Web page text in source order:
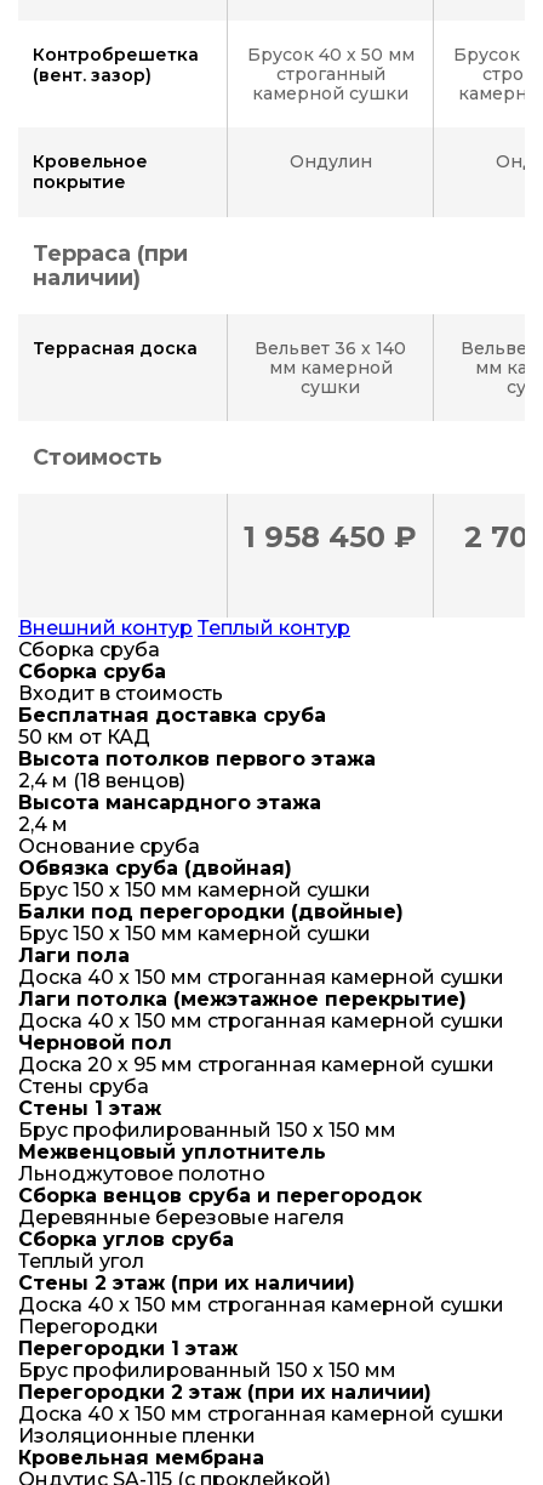
Контробрешетка
(вент. зазор)
Брусок 40 х 50 мм
строганный
камерной сушки
Брусок
Кровельное
покрытие
Ондулин
Терраса (при
наличии)
Террасная доска
Вельвет 36 х 140
мм камерной
сушки
Вельвет
мм
Стоимость
1 958 450 ₽
2
Внешний контур Теплый контур
Сборка сруба
Сборка сруба
Входит в стоимость
Бесплатная доставка сруба
50 км от КАД
Высота потолков первого этажа
2,4 м (18 венцов)
Высота мансардного этажа
2,4 м
Основание сруба
Обвязка сруба (двойная)
Брус 150 х 150 мм камерной сушки
Балки под перегородки (двойные)
Брус 150 х 150 мм камерной сушки
Лаги пола
Доска 40 x 150 мм строганная камерной сушки
Лаги потолка (межэтажное перекрытие)
Доска 40 x 150 мм строганная камерной сушки
Черновой пол
Доска 20 х 95 мм строганная камерной сушки
Стены сруба
Стены 1 этаж
Брус профилированный 150 х 150 мм
Межвенцовый уплотнитель
Льноджутовое полотно
Сборка венцов сруба и перегородок
Деревянные березовые нагеля
Сборка углов сруба
Теплый угол
Стены 2 этаж (при их наличии)
Доска 40 x 150 мм строганная камерной сушки
Перегородки
Перегородки 1 этаж
Брус профилированный 150 х 150 мм
Перегородки 2 этаж (при их наличии)
Доска 40 x 150 мм строганная камерной сушки
Изоляционные пленки
Кровельная мембрана
Ондутис SA-115 (с проклейкой)